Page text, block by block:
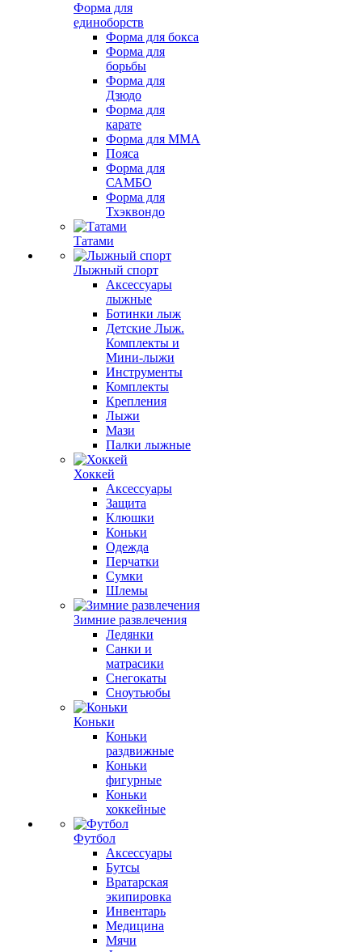
Форма для
единоборств
Форма для бокса
Форма для
борьбы
Форма для
Дзюдо
Форма для
карате
Форма для MMA
Пояса
Форма для
САМБО
Форма для
Тхэквондо
Татами
Лыжный спорт
Аксессуары
лыжные
Ботинки лыж
Детские Лыж.
Комплекты и
Мини-лыжи
Инструменты
Комплекты
Крепления
Лыжи
Мази
Палки лыжные
Хоккей
Аксессуары
Защита
Клюшки
Коньки
Одежда
Перчатки
Сумки
Шлемы
Зимние развлечения
Ледянки
Санки и
матрасики
Снегокаты
Сноутьюбы
Коньки
Коньки
раздвижные
Коньки
фигурные
Коньки
хоккейные
Футбол
Аксессуары
Бутсы
Вратарская
экипировка
Инвентарь
Медицина
Мячи